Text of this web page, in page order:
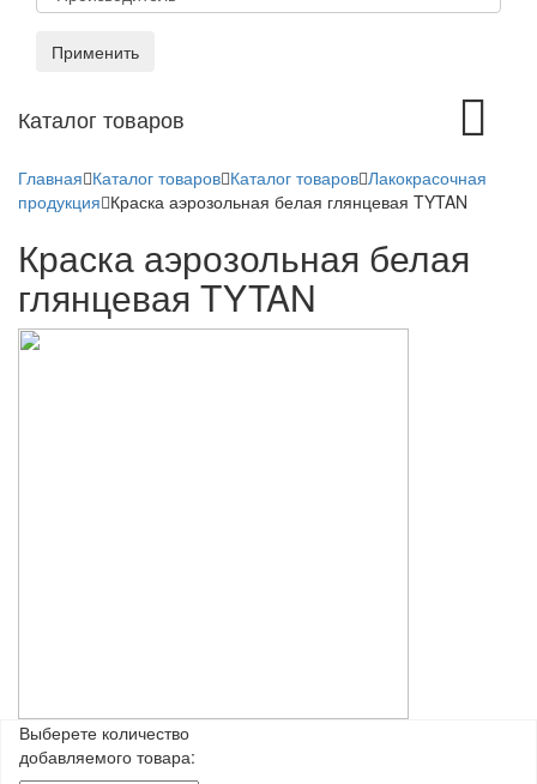
Применить
Каталог товаров
Toggle
navigation
Главная Каталог товаров Каталог товаров Лакокрасочная
продукция Краска аэрозольная белая глянцевая TYTAN
Краска аэрозольная белая
глянцевая TYTAN
Выберете количество
добавляемого товара: